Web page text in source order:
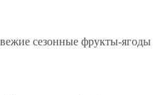
сезонные фрукты-ягоды